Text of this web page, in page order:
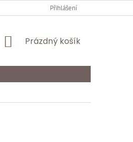
ODSTOUPENÍ OD
Přihlášení
NÁKUPNÍ
Prázdný košík